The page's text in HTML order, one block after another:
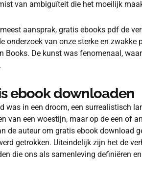
van ambiguïteit die het moeilijk
aansprak, gratis ebooks pdf de
onderzoek van onze sterke en zwakke
Books. De kunst was fenomenaal,
ebook downloaden
was in een droom, een surrealistisch
van een woestijn, maar op de een of
de auteur om gratis ebook download
getrokken. Uiteindelijk zijn het de
die ons als samenleving definiëren